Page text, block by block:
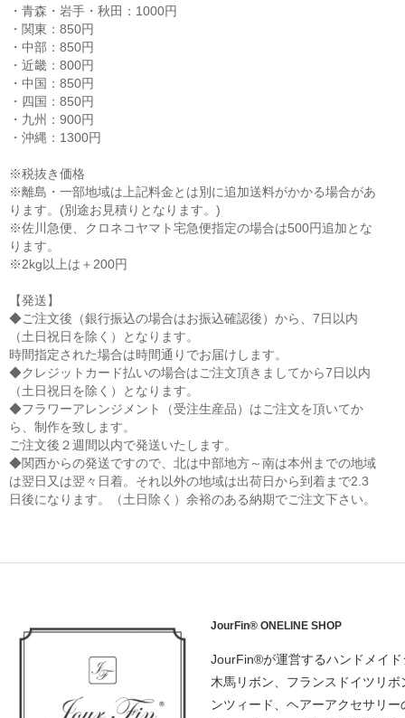
・青森・岩手・秋田：1000円
・関東：850円
・中部：850円
・近畿：800円
・中国：850円
・四国：850円
・九州：900円
・沖縄：1300円
※税抜き価格
※離島・一部地域は上記料金とは別に追加送料がかかる場合があ
ります。(別途お見積りとなります。)
※佐川急便、クロネコヤマト宅急便指定の場合は500円追加とな
ります。
※2kg以上は＋200円
【発送】
◆ご注文後（銀行振込の場合はお振込確認後）から、7日以内
（土日祝日を除く）となります。
時間指定された場合は時間通りでお届けします。
◆クレジットカード払いの場合はご注文頂きましてから7日以内
（土日祝日を除く）となります。
◆フラワーアレンジメント（受注生産品）はご注文を頂いてか
ら、制作を致します。
ご注文後２週間以内で発送いたします。
◆関西からの発送ですので、北は中部地方～南は本州までの地域
は翌日又は翌々日着。それ以外の地域は出荷日から到着まで2.3
日後になります。（土日除く）余裕のある納期でご注文下さい。
JourFin® ONELINE SHOP
JourFin®が運営するハンドメイ
木馬リボン、フランスドイツリボ
ンツィード、ヘアーアクセサリー